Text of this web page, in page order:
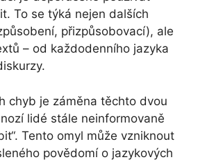
To se týká nejen dalších
přizpůsobovací), ale
– od každodenního jazyka
chyb je záměna těchto dvou
lidé stále neinformovaně
Tento omyl může vzniknout
povědomí o jazykových